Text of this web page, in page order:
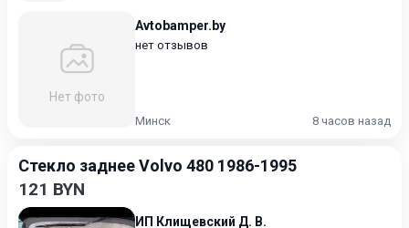
Нет фото
Avtobamper.by
нет отзывов
Минск 8 часов назад
Стекло заднее Volvo 480 1986-1995
121 BYN
ИП Клищевский Д. В.